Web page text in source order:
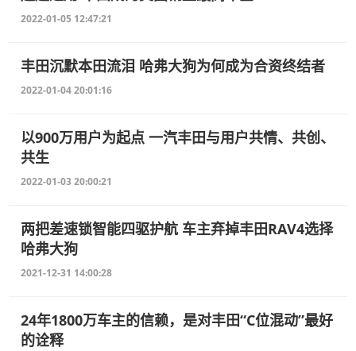
2022-01-05 12:47:21
丰田沉默本田流泪 哈弗大狗为何成为合资终结者
2022-01-04 20:01:16
以900万用户为起点 一汽丰田与用户共情、共创、
共生
2022-01-03 20:00:21
两把差速锁智能四驱护航 车主弃掉丰田RAV4选择
哈弗大狗
2021-12-31 14:00:28
24年1800万车主的信赖，是对丰田“C位混动”最好
的诠释